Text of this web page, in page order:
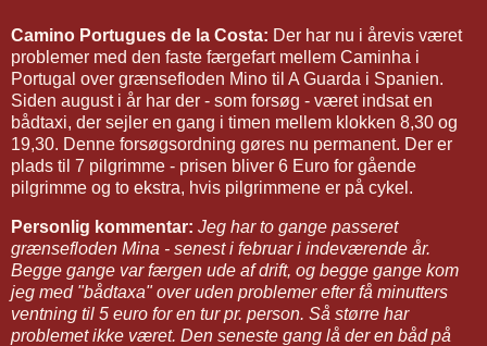
Camino Portugues de la Costa: Der har nu i årevis været
problemer med den faste færgefart mellem Caminha i
Portugal over grænsefloden Mino til A Guarda i Spanien.
Siden august i år har der - som forsøg - været indsat en
bådtaxi, der sejler en gang i timen mellem klokken 8,30 og
19,30. Denne forsøgsordning gøres nu permanent. Der er
plads til 7 pilgrimme - prisen bliver 6 Euro for gående
pilgrimme og to ekstra, hvis pilgrimmene er på cykel.
Personlig kommentar: Jeg har to gange passeret
grænsefloden Mina - senest i februar i indeværende år.
Begge gange var færgen ude af drift, og begge gange kom
jeg med "bådtaxa" over uden problemer efter få minutters
ventning til 5 euro for en tur pr. person. Så større har
problemet ikke været. Den seneste gang lå der en båd på